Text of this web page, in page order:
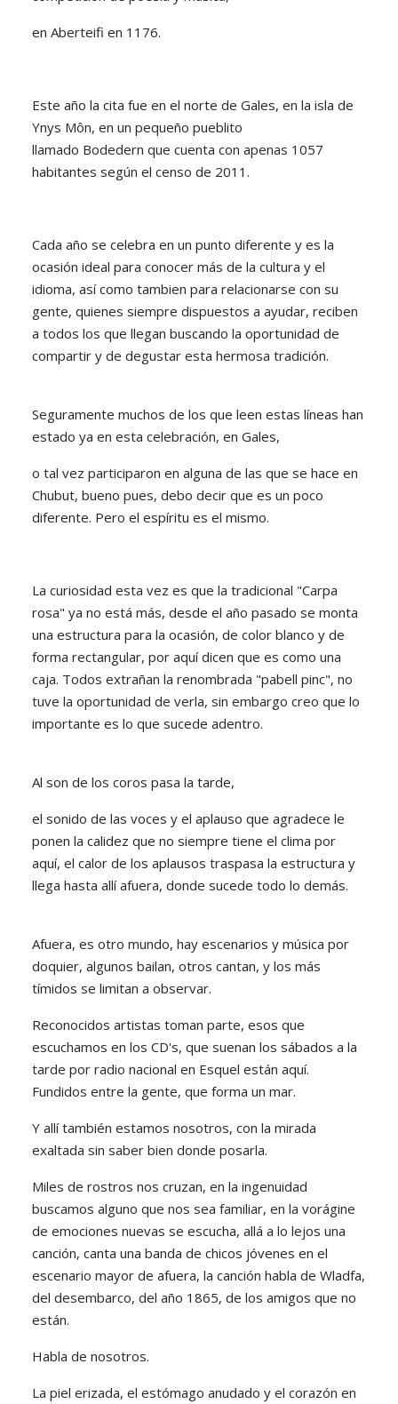
en Aberteifi en 1176.
Este año la cita fue en el norte de Gales, en la isla de
Ynys Môn, en un pequeño pueblito
llamado Bodedern que cuenta con apenas 1057
habitantes según el censo de 2011.
Cada año se celebra en un punto diferente y es la
ocasión ideal para conocer más de la cultura y el
idioma, así como tambien para relacionarse con su
gente, quienes siempre dispuestos a ayudar, reciben
a todos los que llegan buscando la oportunidad de
compartir y de degustar esta hermosa tradición.
Seguramente muchos de los que leen estas líneas han
estado ya en esta celebración, en Gales,
o tal vez participaron en alguna de las que se hace en
Chubut, bueno pues, debo decir que es un poco
diferente. Pero el espíritu es el mismo.
La curiosidad esta vez es que la tradicional "Carpa
rosa" ya no está más, desde el año pasado se monta
una estructura para la ocasión, de color blanco y de
forma rectangular, por aquí dicen que es como una
caja. Todos extrañan la renombrada "pabell pinc", no
tuve la oportunidad de verla, sin embargo creo que lo
importante es lo que sucede adentro.
Al son de los coros pasa la tarde,
el sonido de las voces y el aplauso que agradece le
ponen la calidez que no siempre tiene el clima por
aquí, el calor de los aplausos traspasa la estructura y
llega hasta allí afuera, donde sucede todo lo demás.
Afuera, es otro mundo, hay escenarios y música por
doquier, algunos bailan, otros cantan, y los más
tímidos se limitan a observar.
Reconocidos artistas toman parte, esos que
escuchamos en los CD's, que suenan los sábados a la
tarde por radio nacional en Esquel están aquí.
Fundidos entre la gente, que forma un mar.
Y allí también estamos nosotros, con la mirada
exaltada sin saber bien donde posarla.
Miles de rostros nos cruzan, en la ingenuidad
buscamos alguno que nos sea familiar, en la vorágine
de emociones nuevas se escucha, allá a lo lejos una
canción, canta una banda de chicos jóvenes en el
escenario mayor de afuera, la canción habla de Wladfa,
del desembarco, del año 1865, de los amigos que no
están.
Habla de nosotros.
La piel erizada, el estómago anudado y el corazón en